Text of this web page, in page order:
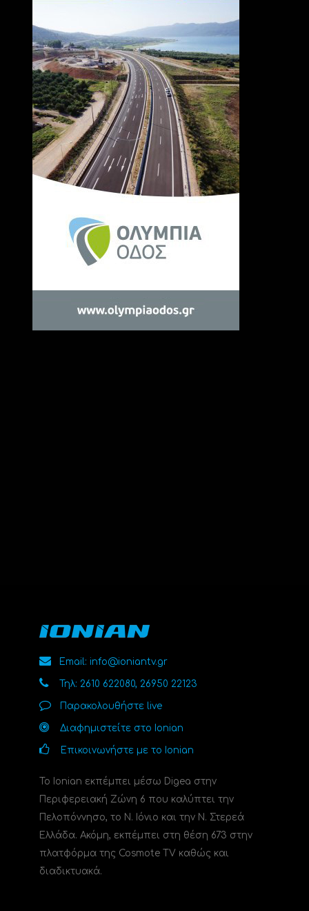
Email: info@ioniantv.gr
Τηλ: 2610 622080, 26950 22123
Παρακολουθήστε live
Διαφημιστείτε στο Ionian
Επικοινωνήστε με το Ionian
Το Ionian εκπέμπει μέσω Digea στην
Περιφερειακή Ζώνη 6 που καλύπτει την
Πελοπόννησο, το N. Ιόνιο και την Ν. Στερεά
Ελλάδα. Ακόμη, εκπέμπει στη θέση 673 στην
πλατφόρμα της Cosmote TV καθώς και
διαδικτυακά.